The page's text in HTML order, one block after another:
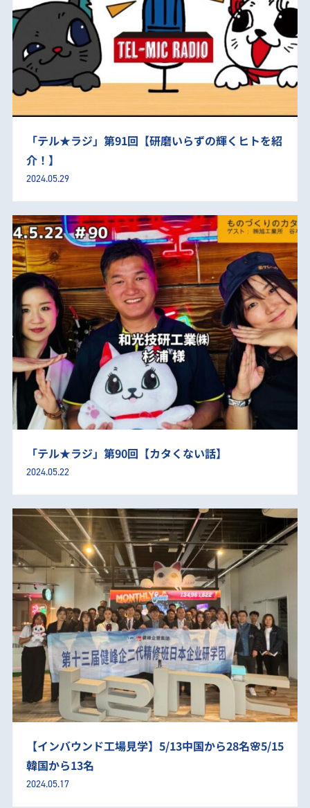
「テル★ラジ」第91回【研磨いらずの輝くヒトを紹
介！】
2024.05.29
「テル★ラジ」第90回【カタくない話】
2024.05.22
【インバウンド工場見学】5/13中国から28名🌸5/15
韓国から13名
2024.05.17